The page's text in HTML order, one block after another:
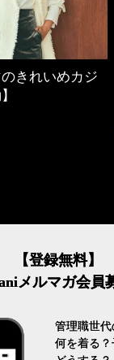
られるおしゃれ
【登録無料】
メルマガ会員
管理職世
何を着る？